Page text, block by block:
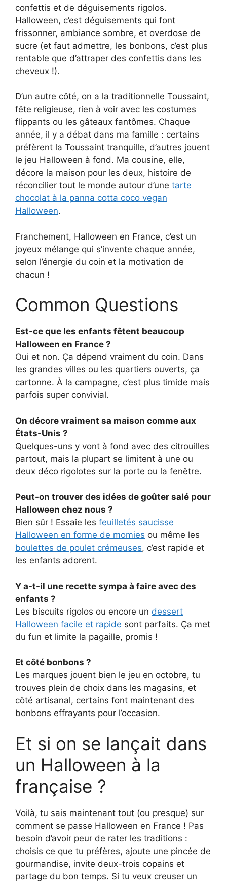
confettis et de déguisements rigolos.
Halloween, c’est déguisements qui font
frissonner, ambiance sombre, et overdose de
sucre (et faut admettre, les bonbons, c’est plus
rentable que d’attraper des confettis dans les
cheveux !).
D’un autre côté, on a la traditionnelle Toussaint,
fête religieuse, rien à voir avec les costumes
flippants ou les gâteaux fantômes. Chaque
année, il y a débat dans ma famille : certains
préfèrent la Toussaint tranquille, d’autres jouent
le jeu Halloween à fond. Ma cousine, elle,
décore la maison pour les deux, histoire de
réconcilier tout le monde autour d’une tarte
chocolat à la panna cotta coco vegan
Halloween.
Franchement, Halloween en France, c’est un
joyeux mélange qui s’invente chaque année,
selon l’énergie du coin et la motivation de
chacun !
Common Questions
Est-ce que les enfants fêtent beaucoup
Halloween en France ?
Oui et non. Ça dépend vraiment du coin. Dans
les grandes villes ou les quartiers ouverts, ça
cartonne. À la campagne, c’est plus timide mais
parfois super convivial.
On décore vraiment sa maison comme aux
États-Unis ?
Quelques-uns y vont à fond avec des citrouilles
partout, mais la plupart se limitent à une ou
deux déco rigolotes sur la porte ou la fenêtre.
Peut-on trouver des idées de goûter salé pour
Halloween chez nous ?
Bien sûr ! Essaie les feuilletés saucisse
Halloween en forme de momies ou même les
boulettes de poulet crémeuses, c’est rapide et
les enfants adorent.
Y a-t-il une recette sympa à faire avec des
enfants ?
Les biscuits rigolos ou encore un dessert
Halloween facile et rapide sont parfaits. Ça met
du fun et limite la pagaille, promis !
Et côté bonbons ?
Les marques jouent bien le jeu en octobre, tu
trouves plein de choix dans les magasins, et
côté artisanal, certains font maintenant des
bonbons effrayants pour l’occasion.
Et si on se lançait dans
un Halloween à la
française ?
Voilà, tu sais maintenant tout (ou presque) sur
comment se passe Halloween en France ! Pas
besoin d’avoir peur de rater les traditions :
choisis ce que tu préfères, ajoute une pincée de
gourmandise, invite deux-trois copains et
partage du bon temps. Si tu veux creuser un